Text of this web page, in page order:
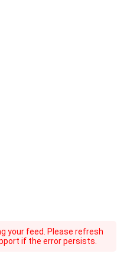
your feed. Please refresh
if the error persists.